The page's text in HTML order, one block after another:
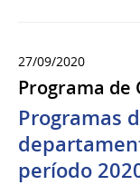
27/09/2020
Programa de
Programas
período